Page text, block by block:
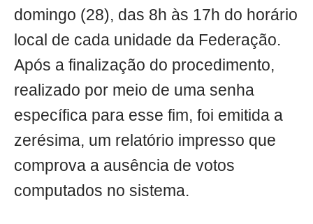
domingo (28), das 8h às 17h do horário
local de cada unidade da Federação.
Após a finalização do procedimento,
realizado por meio de uma senha
específica para esse fim, foi emitida a
zerésima, um relatório impresso que
comprova a ausência de votos
computados no sistema.